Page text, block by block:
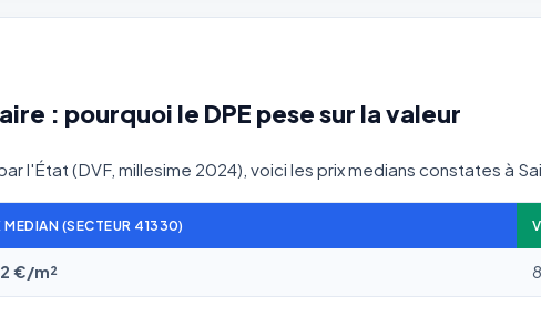
: pourquoi le DPE pese sur la valeur
l'État (DVF, millesime 2024), voici les prix medians constates à
MEDIAN (SECTEUR 41330)
€/m² 8